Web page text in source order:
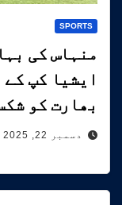
SPORTS
ایشیا کپ
بھارت کو
دسمبر 22, 2025